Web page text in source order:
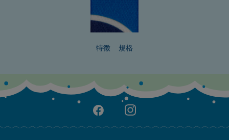
特徵 規格